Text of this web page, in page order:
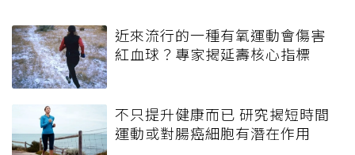
近來流行的一種有氧運動會傷害
紅血球？專家揭延壽核心指標
不只提升健康而已 研究揭短時間
運動或對腸癌細胞有潛在作用